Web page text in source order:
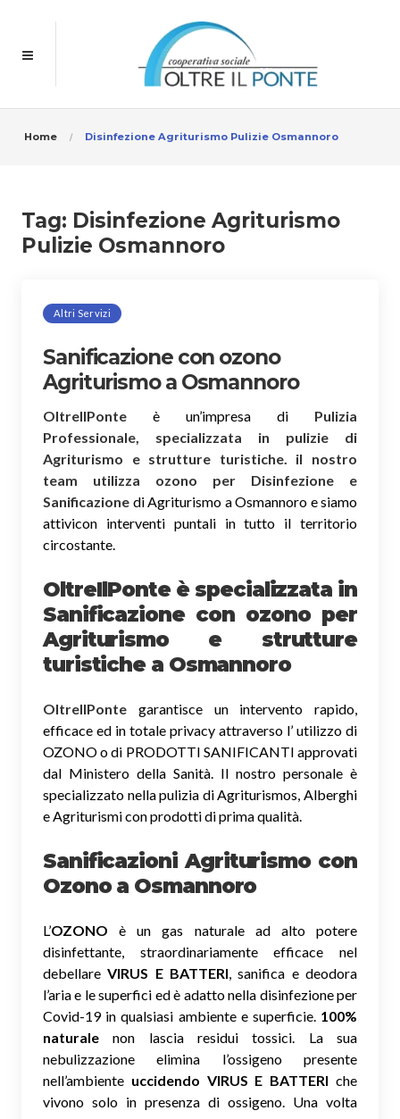
Home Disinfezione Agriturismo Pulizie Osmannoro
Tag: Disinfezione Agriturismo
Pulizie Osmannoro
Altri Servizi
Sanificazione con ozono
Agriturismo a Osmannoro
OltreIlPonte è un’impresa di Pulizia
Professionale, specializzata in pulizie di
Agriturismo e strutture turistiche. il nostro
team utilizza ozono per Disinfezione e
Sanificazione di Agriturismo a Osmannoro e siamo
attivicon interventi puntali in tutto il territorio
circostante.
OltreIlPonte è specializzata in
Sanificazione con ozono per
Agriturismo e strutture
turistiche a Osmannoro
OltreIlPonte garantisce un intervento rapido,
efficace ed in totale privacy attraverso l’ utilizzo di
OZONO o di PRODOTTI SANIFICANTI approvati
dal Ministero della Sanità. Il nostro personale è
specializzato nella pulizia di Agriturismos, Alberghi
e Agriturismi con prodotti di prima qualità.
Sanificazioni Agriturismo con
Ozonoa Osmannoro
L’OZONO è un gas naturale ad alto potere
disinfettante, straordinariamente efficace nel
debellareVIRUS E BATTERI, sanifica e deodora
l’aria e le superfici ed è adatto nella disinfezione per
Covid-19 in qualsiasi ambiente e superficie. 100%
naturale non lascia residui tossici. La sua
nebulizzazione elimina l’ossigeno presente
nell’ambiente uccidendo VIRUS E BATTERI che
vivono solo in presenza di ossigeno. Una volta